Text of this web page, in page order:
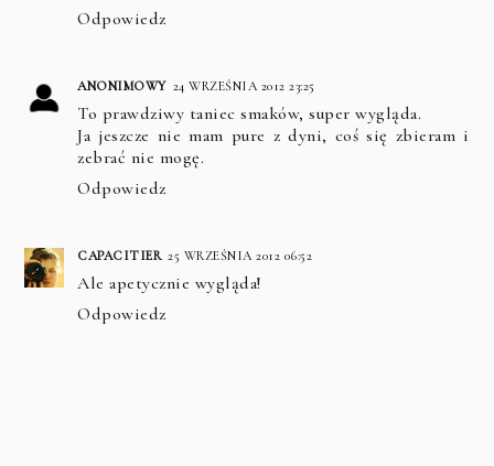
Odpowiedz
ANONIMOWY 24 WRZEŚNIA 2012 23:25
To prawdziwy taniec smaków, super wygląda.
Ja jeszcze nie mam pure z dyni, coś się zbieram i
zebrać nie mogę.
Odpowiedz
CAPACITIER 25 WRZEŚNIA 2012 06:52
Ale apetycznie wygląda!
Odpowiedz